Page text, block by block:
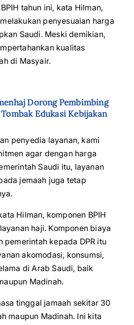
tahun ini, kata Hilman,
penyesuaian harga
Saudi. Meski demikian,
kualitas
di Masyair.
Dorong Pembimbing
Edukasi Kebijakan
penyedia layanan, kami
agar dengan harga
Saudi itu, layanan
jemaah juga tetap
Hilman, komponen BPIH
haji. Komponen biaya
pemerintah kepada DPR itu
akomodasi, konsumsi,
di Arab Saudi, baik
Madinah.
tinggal jamaah sekitar 30
maupun Madinah. Ini kita